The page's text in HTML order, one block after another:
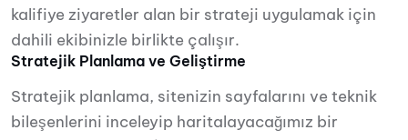
kalifiye ziyaretler alan bir strateji uygulamak için
dahili ekibinizle birlikte çalışır.
Stratejik Planlama ve Geliştirme
Stratejik planlama, sitenizin sayfalarını ve teknik
bileşenlerini inceleyip haritalayacağımız bir